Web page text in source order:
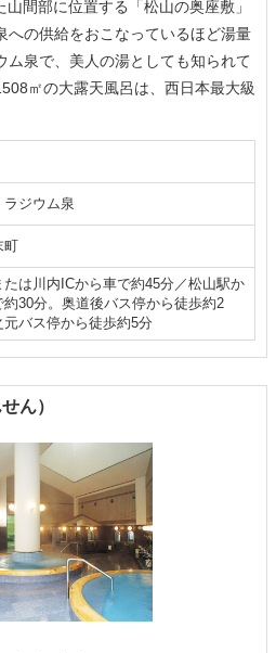
間部に位置する「松山の奥座敷」
への供給をおこなっているほど湯量
ム泉で、美人の湯としても知られて
㎡の大露天風呂は、西日本最大級
ラジウム泉
町
たは川内ICから車で約45分／松山駅か
約30分。奥道後バス停から徒歩約2
元バス停から徒歩約5分
ん）